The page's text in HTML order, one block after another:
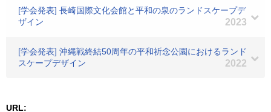
[学会発表] 長崎国際文化会館と平和の泉のランドスケープデ
ザイン
2023
[学会発表] 沖縄戦終結50周年の平和祈念公園におけるランド
スケープデザイン
2022
URL: